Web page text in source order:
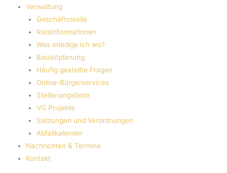
Verwaltung
Geschäftsstelle
Ratsinformationen
Was erledige ich wo?
Bauleitplanung
Häufig gestellte Fragen
Online-Bürgerservices
Stellenangebote
VG Projekte
Satzungen und Verordnungen
Abfallkalender
Nachrichten & Termine
Kontakt